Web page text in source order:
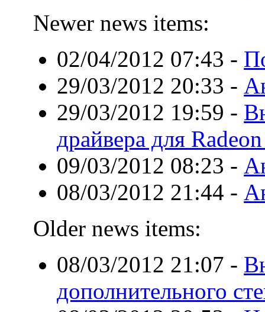
Newer news items:
02/04/2012 07:43 -
29/03/2012 20:33 -
29/03/2012 19:59 -
драйвера для
09/03/2012 08:23 -
08/03/2012 21:44 -
Older news items:
08/03/2012 21:07 -
дополнительного